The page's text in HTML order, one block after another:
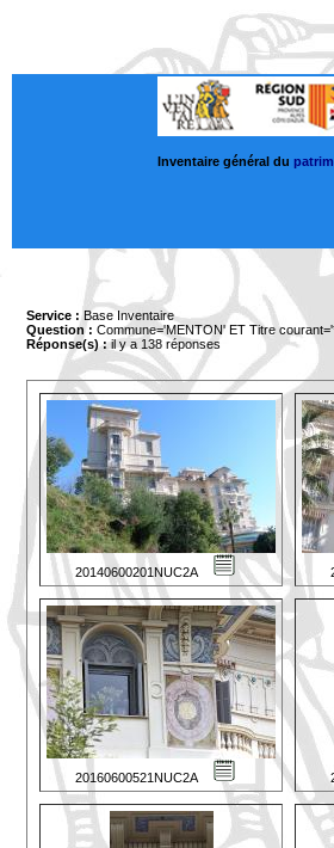
Inventaire général du
Service : Base Inventaire
Question : Commune='MENTON' ET Titre
Réponse(s) :il y a 138 réponses
20140600201NUC2A
20160600521NUC2A